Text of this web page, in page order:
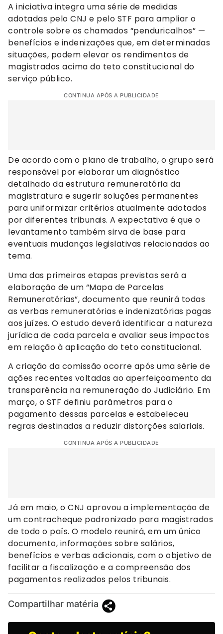
A iniciativa integra uma série de medidas
adotadas pelo CNJ e pelo STF para ampliar o
controle sobre os chamados “penduricalhos” —
benefícios e indenizações que, em determinadas
situações, podem elevar os rendimentos de
magistrados acima do teto constitucional do
serviço público.
CONTINUA APÓS A PUBLICIDADE
De acordo com o plano de trabalho, o grupo será
responsável por elaborar um diagnóstico
detalhado da estrutura remuneratória da
magistratura e sugerir soluções permanentes
para uniformizar critérios atualmente adotados
por diferentes tribunais. A expectativa é que o
levantamento também sirva de base para
eventuais mudanças legislativas relacionadas ao
tema.
Uma das primeiras etapas previstas será a
elaboração de um “Mapa de Parcelas
Remuneratórias”, documento que reunirá todas
as verbas remuneratórias e indenizatórias pagas
aos juízes. O estudo deverá identificar a natureza
jurídica de cada parcela e avaliar seus impactos
em relação à aplicação do teto constitucional.
A criação da comissão ocorre após uma série de
ações recentes voltadas ao aperfeiçoamento da
transparência na remuneração do Judiciário. Em
março, o STF definiu parâmetros para o
pagamento dessas parcelas e estabeleceu
regras destinadas a reduzir distorções salariais.
CONTINUA APÓS A PUBLICIDADE
Já em maio, o CNJ aprovou a implementação de
um contracheque padronizado para magistrados
de todo o país. O modelo reunirá, em um único
documento, informações sobre salários,
benefícios e verbas adicionais, com o objetivo de
facilitar a fiscalização e a compreensão dos
pagamentos realizados pelos tribunais.
Compartilhar matéria